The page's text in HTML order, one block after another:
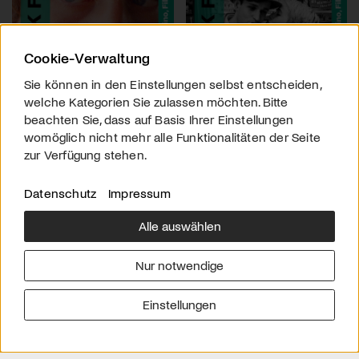
Über uns
Downloads
Werben
Impressum
Cookie-Verwaltung
Sie können in den Einstellungen selbst entscheiden,
welche Kategorien Sie zulassen möchten. Bitte
beachten Sie, dass auf Basis Ihrer Einstellungen
womöglich nicht mehr alle Funktionalitäten der Seite
zur Verfügung stehen.
Datenschutz Impressum
Alle auswählen
Nur notwendige
Einstellungen